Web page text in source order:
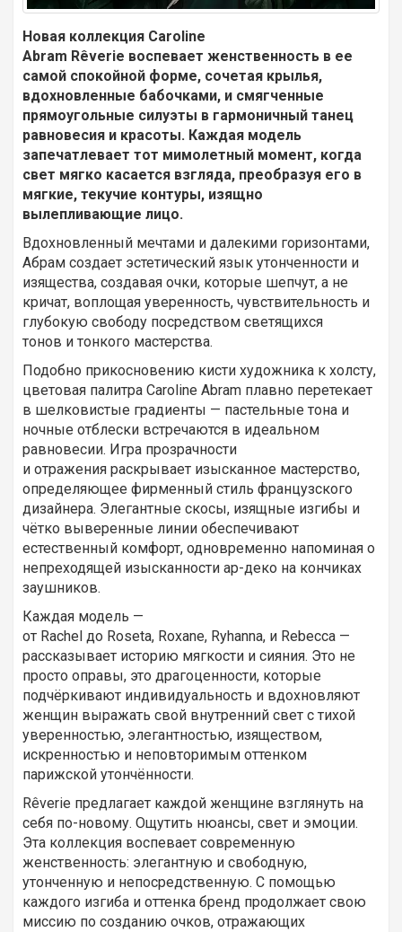
Новая коллекция Caroline
Abram Rêverie воспевает женственность в ее
самой спокойной форме, сочетая крылья,
вдохновленные бабочками, и смягченные
прямоугольные силуэты в гармоничный танец
равновесия и красоты. Каждая модель
запечатлевает тот мимолетный момент, когда
свет мягко касается взгляда, преобразуя его в
мягкие, текучие контуры, изящно
вылепливающие лицо.
Вдохновленный мечтами и далекими горизонтами,
Абрам создает эстетический язык утонченности и
изящества, создавая очки, которые шепчут, а не
кричат, воплощая уверенность, чувствительность и
глубокую свободу посредством светящихся
тонов и тонкого мастерства.
Подобно прикосновению кисти художника к холсту,
цветовая палитра Caroline Abram плавно перетекает
в шелковистые градиенты — пастельные тона и
ночные отблески встречаются в идеальном
равновесии. Игра прозрачности
и отражения раскрывает изысканное мастерство,
определяющее фирменный стиль французского
дизайнера. Элегантные скосы, изящные изгибы и
чётко выверенные линии обеспечивают
естественный комфорт, одновременно напоминая о
непреходящей изысканности ар-деко на кончиках
заушников.
Каждая модель —
от Rachel до Roseta, Roxane, Ryhanna, и Rebecca —
рассказывает историю мягкости и сияния. Это не
просто оправы, это драгоценности, которые
подчёркивают индивидуальность и вдохновляют
женщин выражать свой внутренний свет с тихой
уверенностью, элегантностью, изяществом,
искренностью и неповторимым оттенком
парижской утончённости.
Rêverie предлагает каждой женщине взглянуть на
себя по-новому. Ощутить нюансы, свет и эмоции.
Эта коллекция воспевает современную
женственность: элегантную и свободную,
утонченную и непосредственную. С помощью
каждого изгиба и оттенка бренд продолжает свою
миссию по созданию очков, отражающих